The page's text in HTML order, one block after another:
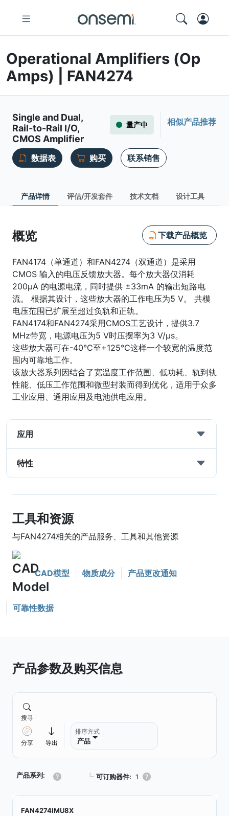
Operational Amplifiers (Op
Amps) | FAN4274
Single and Dual,
Rail-to-Rail I/O,
CMOS Amplifier
量产中 相似产品推荐
数据表 购买 联系销售
产品详情 评估/开发套件 技术文档 设计工具
概览 下载产品概览
FAN4174（单通道）和FAN4274（双通道）是采用
CMOS 输入的电压反馈放大器。每个放大器仅消耗
200μA 的电源电流，同时提供 ±33mA 的输出短路电
流。 根据其设计，这些放大器的工作电压为5 V。 共模
电压范围已扩展至超过负轨和正轨。
FAN4174和FAN4274采用CMOS工艺设计，提供3.7
MHz带宽，电源电压为5 V时压摆率为3 V/μs。
这些放大器可在-40°C至+125°C这样一个较宽的温度范
围内可靠地工作。
该放大器系列因结合了宽温度工作范围、低功耗、轨到轨
性能、低压工作范围和微型封装而得到优化，适用于众多
工业应用、通用应用及电池供电应用。
应用
特性
工具和资源
与FAN4274相关的产品服务、工具和其他资源
CAD模型 物质成分 产品更改通知
可靠性数据
产品参数及购买信息
搜寻
分享 导出
排序方式
产品
产品系列: ┗ 可订购器件: 1
FAN4274IMU8X